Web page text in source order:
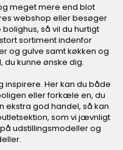
meget mere end blot
webshop eller besøger
så vil du hurtigt
sortiment indenfor
og gulve samt køkken og
du kunne ønske dig.
inspirere. Her kan du både
eller forkæle en, du
ekstra god handel, så kan
som vi jævnligt
udstillingsmodeller og